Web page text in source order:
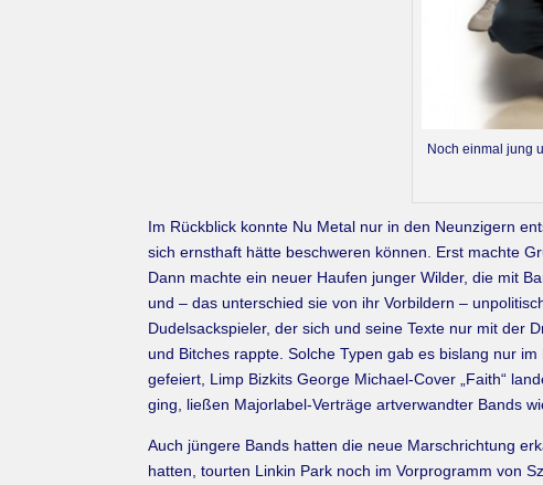
Noch einmal jung
Im Rückblick konnte Nu Metal nur in den Neunzigern
sich ernsthaft hätte beschweren können. Erst machte
Dann machte ein neuer Haufen junger Wilder, die mit
und – das unterschied sie von ihr Vorbildern –
Dudelsackspieler, der sich und seine Texte nur mit der
und Bitches rappte. Solche Typen gab es bislang nur
gefeiert, Limp Bizkits George Michael-Cover „Faith“
ging, ließen Majorlabel-Verträge artverwandter Bands
Auch jüngere Bands hatten die neue Marschrichtung
hatten, tourten Linkin Park noch im Vorprogramm von